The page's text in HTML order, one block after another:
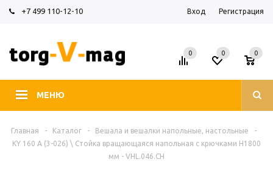
+7 499 110-12-10 Вход Регистрация
МЕНЮ
0 0
0
Главная - Каталог - Вешала и вешалки напольные, настольные
-
KY 160 A (3-026) \ Стойка вращающаяся напольная с крючками H1800
мм - VHL.046.CH